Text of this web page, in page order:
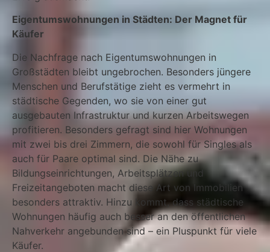
Eigentumswohnungen in Städten: Der Magnet für
Käufer
Die Nachfrage nach Eigentumswohnungen in
Großstädten bleibt ungebrochen. Besonders jüngere
Menschen und Berufstätige zieht es vermehrt in
städtische Gegenden, wo sie von einer gut
ausgebauten Infrastruktur und kurzen Arbeitswegen
profitieren. Besonders gefragt sind hier Wohnungen
mit zwei bis drei Zimmern, die sowohl für Singles als
auch für Paare optimal sind. Die Nähe zu
Bildungseinrichtungen, Arbeitsplätzen und
Freizeitangeboten macht diese Art von Immobilien
besonders attraktiv. Hinzu kommt, dass städtische
Wohnungen häufig auch besser an den öffentlichen
Nahverkehr angebunden sind – ein Pluspunkt für viele
Käufer.